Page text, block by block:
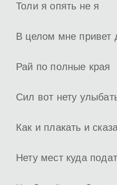
Толи я опять не я
В целом мне привет
Рай по полные края
Сил вот нету
Как и плакать и
Нету мест куда